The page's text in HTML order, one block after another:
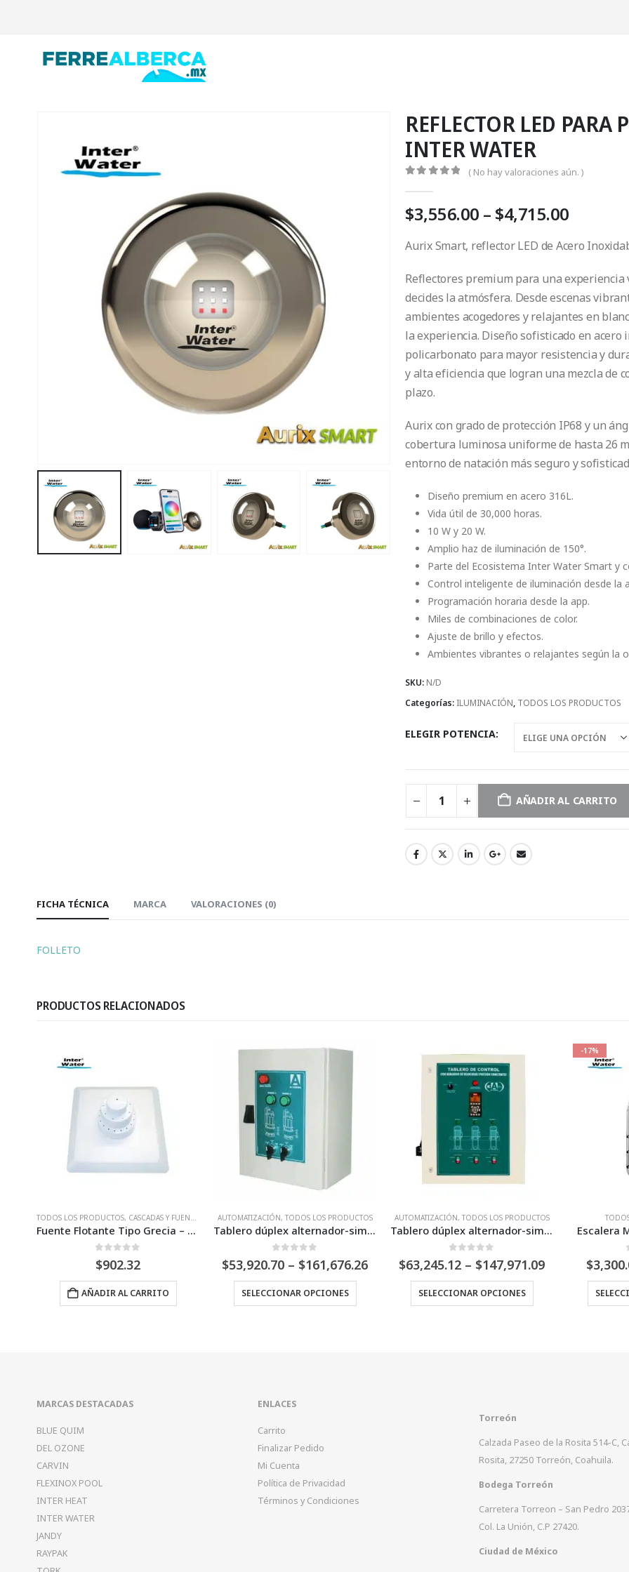
REFLECTOR LED
INTER WATER
( No hay valoraciones aún. )
$3,556.00 – $4,715.00
Aurix Smart, reflector LED de Acero
Reflectores premium para una
decides la atmósfera. Desde escenas
ambientes acogedores y relajantes en
la experiencia. Diseño sofisticado en
policarbonato para mayor resistencia y
y alta eficiencia que logran una mezcla de
plazo.
Aurix con grado de protección IP68 y un
cobertura luminosa uniforme de hasta 26
entorno de natación más seguro y
Diseño premium en acero 316L.
Vida útil de 30,000 horas.
10 W y 20 W.
Amplio haz de iluminación de 150°.
Parte del Ecosistema Inter Water Smart y
Control inteligente de iluminación desde la
Programación horaria desde la app.
Miles de combinaciones de color.
Ajuste de brillo y efectos.
Ambientes vibrantes o relajantes según la
SKU: N/D
Categorías: ILUMINACIÓN, TODOS LOS PRODUCTOS
ELEGIR POTENCIA
AÑADIR AL CARRITO
FICHA TÉCNICA MARCA VALORACIONES (0)
FOLLETO
PRODUCTOS RELACIONADOS
AUTOMATIZACIÓN,TODOS LOS PRODUCTOS
Tablero dúplex alternador-simultaneador para sistema cárcamo – Para 2 motobomba
0
53,920.70 – $161,676.26
$53,920.70
through
SELECCIONAR OPCIONES
AUTOMATIZACIÓN, TODOS LOS PRODUCTOS
Tablero dúplex alternador-simultaneador para sistema cárcamo – Para 3 motobombas
Fuera de 5
$63,245.12 – $147,971.09Price
$63,245.12
through
SELECCIONAR OPCIONES
Este producto tiene múltiples variantes. Las opciones se pueden elegir en la página de producto
TODOS LOS PRODUCTOS
Escalera Mixta – Inter Water
Fuera de 5
$3,300.00 – $4,700.00Price
SELECCIONAR OPCIONES
Este producto tiene múltiples variantes. Las opciones se pueden elegir en la página de producto
MARCAS DESTACADAS
BLUE QUIM
DEL OZONE
CARVIN
FLEXINOX POOL
INTER HEAT
INTER WATER
JANDY
RAYPAK
ENLACES
Carrito
Finalizar Pedido
Mi Cuenta
Política de Privacidad
Términos y Condiciones
Torreón
Calzada Paseo de la Rosita 514-C,
Rosita, 27250 Torreón, Coahuila.
Bodega Torreón
Carretera Torreon – San Pedro
Col. La Unión, C.P 27420.
Ciudad de México